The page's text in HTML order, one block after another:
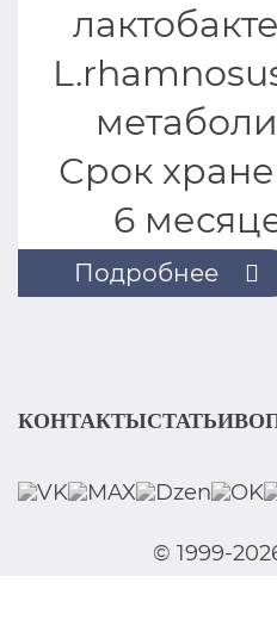
Подробнее
Срок
6
КОНТАКТЫСТАТЬИ
© 1999-